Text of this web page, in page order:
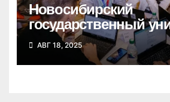
Новосибирский
государственный
победил в
конкурсе стартап-
АВГ 18, 2025